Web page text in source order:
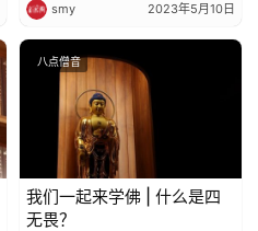
smy 2023年5月10日
八点僧音
我们一起来学佛 | 什么是四
无畏？